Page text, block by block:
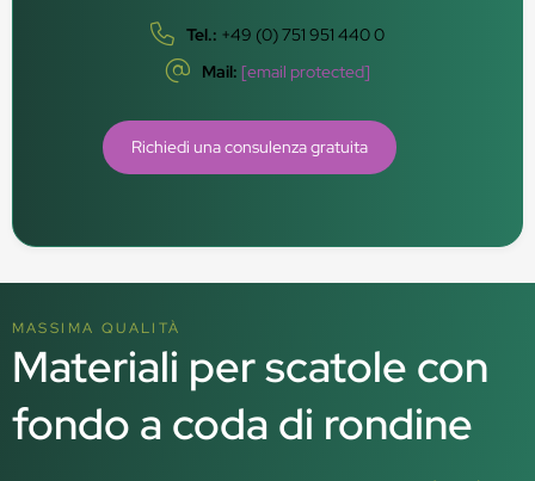
Tel.: +49 (0) 751 951 440 0
Mail: [email protected]
Richiedi una consulenza gratuita
MASSIMA QUALITÀ
Materiali per scatole con
fondo a coda di rondine